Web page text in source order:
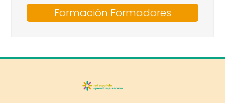
Formación Formadores